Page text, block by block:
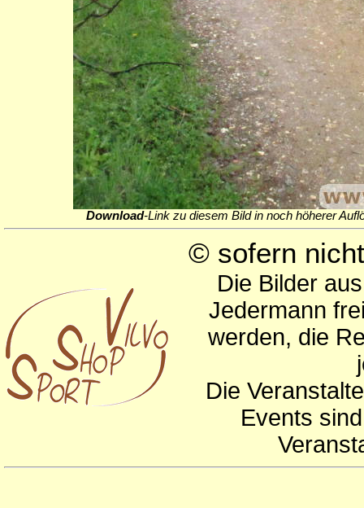
Download-Link zu diesem Bild in noch höherer
© sofern
Die Bilder
Jedermann
werden, die
Die
Events